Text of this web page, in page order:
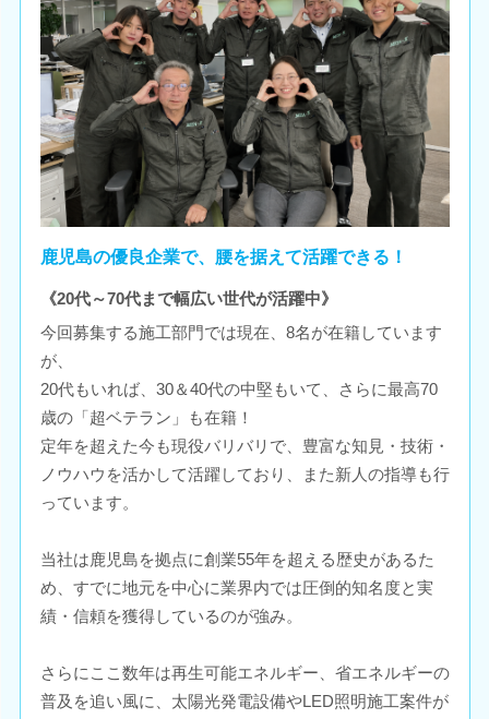
鹿児島の優良企業で、腰を据えて活躍できる！
《20代～70代まで幅広い世代が活躍中》
今回募集する施工部門では現在、8名が在籍しています
が、
20代もいれば、30＆40代の中堅もいて、さらに最高70
歳の「超ベテラン」も在籍！
定年を超えた今も現役バリバリで、豊富な知見・技術・
ノウハウを活かして活躍しており、また新人の指導も行
っています。
当社は鹿児島を拠点に創業55年を超える歴史があるた
め、すでに地元を中心に業界内では圧倒的知名度と実
績・信頼を獲得しているのが強み。
さらにここ数年は再生可能エネルギー、省エネルギーの
普及を追い風に、太陽光発電設備やLED照明施工案件が